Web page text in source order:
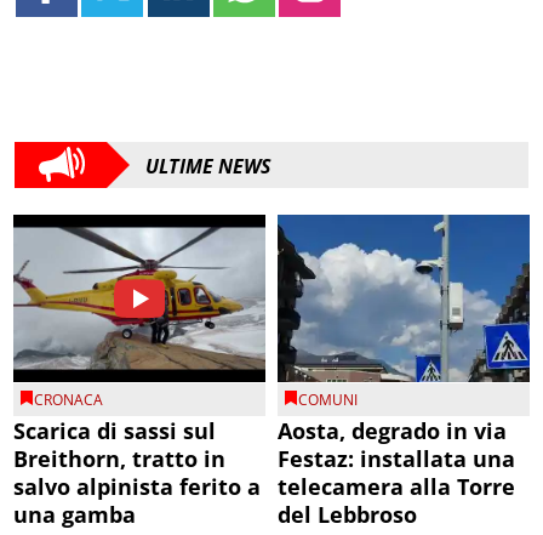
ULTIME NEWS
CRONACA
Scarica di sassi sul
Breithorn, tratto in
salvo alpinista ferito a
una gamba
COMUNI
Aosta, degrado in via
Festaz: installata una
telecamera alla Torre
del Lebbroso